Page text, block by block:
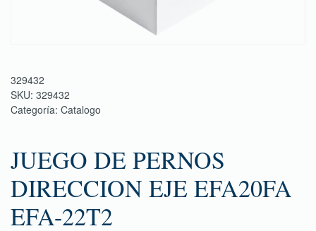
329432
SKU: 329432
Categoría: Catalogo
JUEGO DE PERNOS
DIRECCION EJE EFA20FA
EFA-22T2